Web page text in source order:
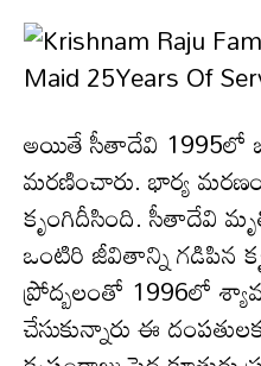
అయితే సీతాదేవి 1995లో
మరణించారు. భార్య‌
కృంగిదీసింది. సీతాదేవి
ఒంటిరి జీవితాన్ని గ‌డిపిన
ప్రోద్బలంతో 1996లో
చేసుకున్నారు ఈ